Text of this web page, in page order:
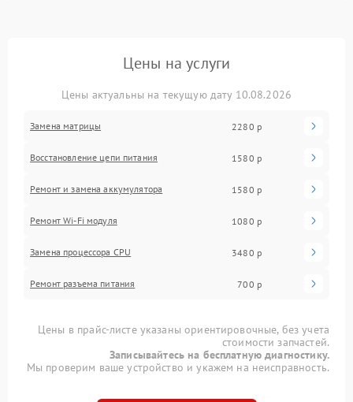
Цены на услуги
Цены актуальны на текущую дату 10.08.2026
Замена матрицы 2280 р
Восстановление цепи питания 1580 р
Ремонт и замена аккумулятора 1580 р
Ремонт Wi-Fi модуля 1080 р
Замена процессора CPU 3480 р
Ремонт разъема питания 700 р
Цены в прайс-листе указаны ориентировочные, без учета
стоимости запчастей.
Записывайтесь на бесплатную диагностику.
Мы проверим ваше устройство и укажем на неисправность.